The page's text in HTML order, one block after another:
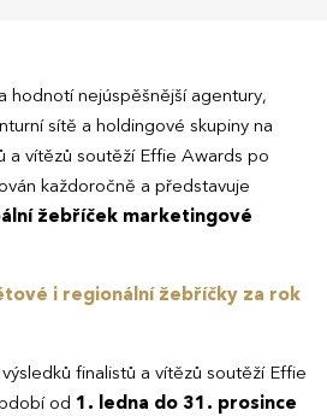
hodnotí nejúspěšnější agentury,
sítě a holdingové skupiny na
a vítězů soutěží Effie Awards po
každoročně a představuje
žebříček marketingové
i regionální žebříčky za rok
finalistů a vítězů soutěží Effie
od 1. ledna do 31. prosince